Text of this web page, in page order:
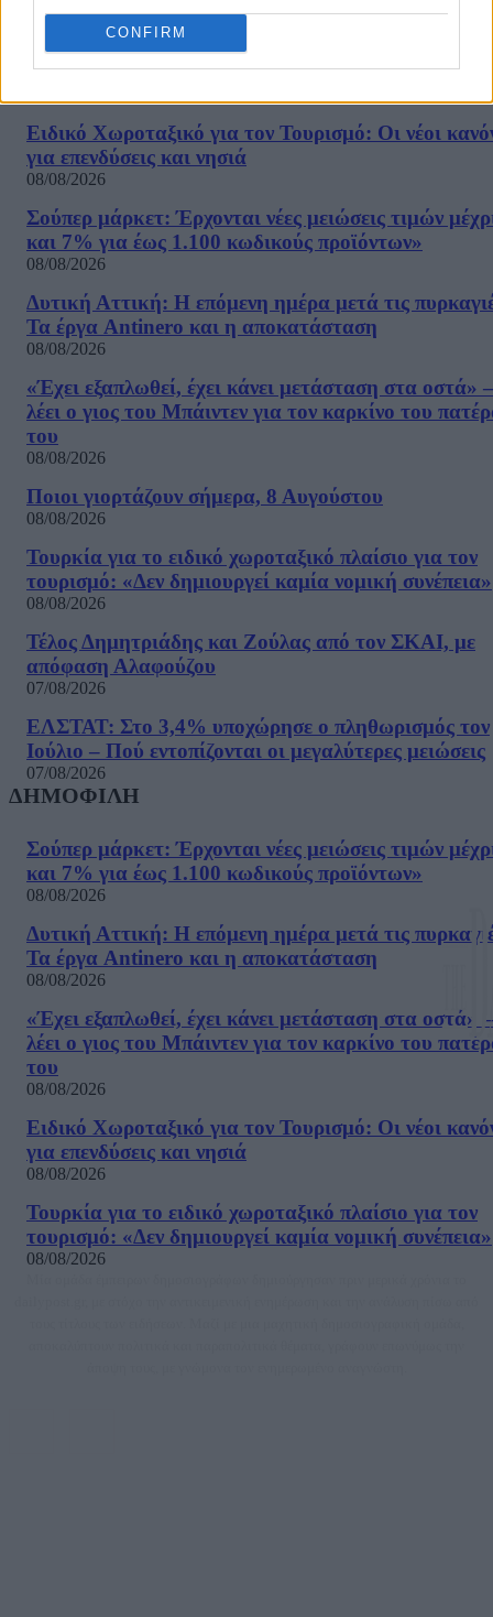
CONFIRM
Ειδικό Χωροταξικό για τον Τουρισμό: Οι νέοι
για επενδύσεις και νησιά
08/08/2026
Σούπερ μάρκετ: Έρχονται νέες μειώσεις τιμών
και 7% για έως 1.100 κωδικούς προϊόντων»
08/08/2026
Δυτική Αττική: Η επόμενη ημέρα μετά τις
Τα έργα Antinero και η αποκατάσταση
08/08/2026
«Έχει εξαπλωθεί, έχει κάνει μετάσταση στα οστά»
λέει ο γιος του Μπάιντεν για τον καρκίνο του
του
08/08/2026
Ποιοι γιορτάζουν σήμερα, 8 Αυγούστου
08/08/2026
Τουρκία για το ειδικό χωροταξικό πλαίσιο για τον
τουρισμό: «Δεν δημιουργεί καμία νομική συνέπεια»
08/08/2026
Τέλος Δημητριάδης και Ζούλας από τον ΣΚΑΙ, με
απόφαση Αλαφούζου
07/08/2026
ΕΛΣΤΑΤ: Στο 3,4% υποχώρησε ο πληθωρισμός τον
Ιούλιο – Πού εντοπίζονται οι μεγαλύτερες μειώσεις
07/08/2026
ΔΗΜΟΦΙΛΗ
Σούπερ μάρκετ: Έρχονται νέες μειώσεις τιμών
και 7% για έως 1.100 κωδικούς προϊόντων»
08/08/2026
Δυτική Αττική: Η επόμενη ημέρα μετά τις
Τα έργα Antinero και η αποκατάσταση
08/08/2026
«Έχει εξαπλωθεί, έχει κάνει μετάσταση στα οστά»
λέει ο γιος του Μπάιντεν για τον καρκίνο του
του
08/08/2026
Ειδικό Χωροταξικό για τον Τουρισμό: Οι νέοι
για επενδύσεις και νησιά
08/08/2026
Τουρκία για το ειδικό χωροταξικό πλαίσιο για τον
τουρισμό: «Δεν δημιουργεί καμία νομική συνέπεια»
08/08/2026